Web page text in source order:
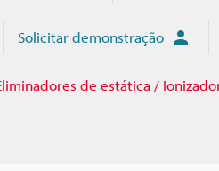
Solicitar demonstração
de estática /